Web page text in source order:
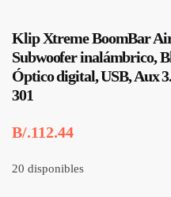
Klip Xtreme BoomBar
Subwoofer inalámbrico,
Óptico digital, USB, Aux
301
B/.112.44
20 disponibles